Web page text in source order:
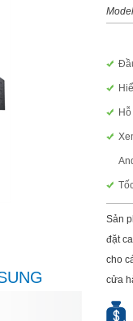
Sản
đặt
cho
cửa